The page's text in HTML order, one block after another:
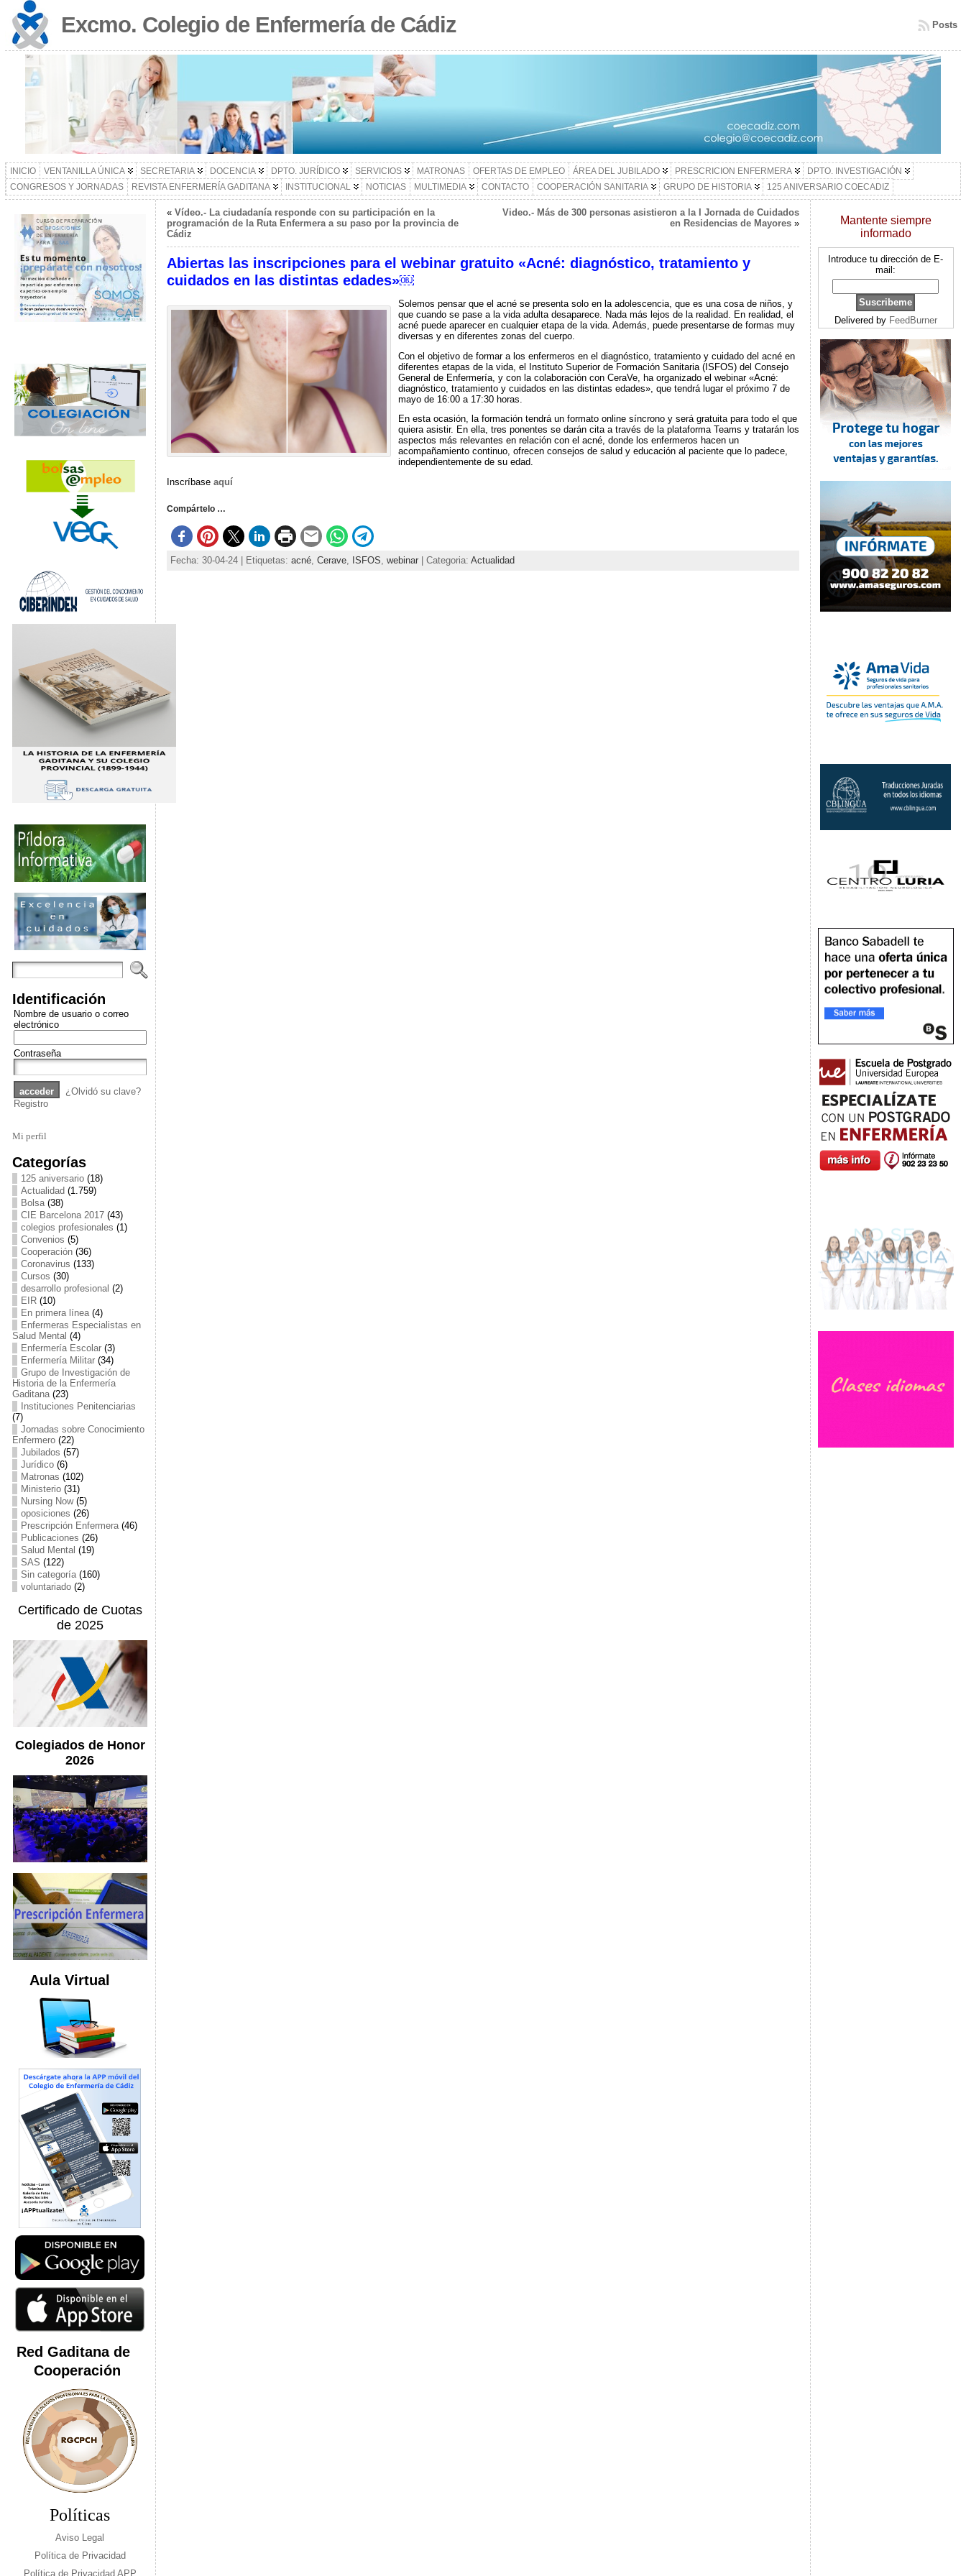
Excmo. Colegio de Enfermería de Cádiz Posts
INICIO VENTANILLA ÚNICA SECRETARIA DOCENCIA DPTO. JURÍDICO SERVICIOS MATRONAS OFERTAS DE EMPLEO ÁREA DEL JUBILADO PRESCRICION ENFERMERA
DPTO. INVESTIGACIÓN
CONGRESOS Y JORNADAS
REVISTA ENFERMERÍA GADITANA INSTITUCIONAL NOTICIAS MULTIMEDIA CONTACTO COOPERACIÓN SANITARIA GRUPO DE HISTORIA 125 ANIVERSARIO COECADIZ
Identificación
Nombre de usuario o correo
electrónico
Contraseña
¿Olvidó su clave?
Registro
Mi perfil
Categorías
125 aniversario(18)
Actualidad (1.759)
Bolsa(38)
CIE Barcelona 2017(43)
colegios profesionales (1)
Convenios (5)
Cooperación(36)
Coronavirus (133)
Cursos (30)
desarrollo profesional (2)
EIR(10)
En primera línea(4)
Enfermeras Especialistas en
Salud Mental (4)
Enfermería Escolar(3)
Enfermería Militar(34)
Grupo de Investigación de
Historia de la Enfermería
Gaditana(23)
Instituciones Penitenciarias
(7)
Jornadas sobre Conocimiento
Enfermero(22)
Jubilados (57)
Jurídico(6)
Matronas (102)
Ministerio(31)
Nursing Now(5)
oposiciones (26)
Prescripción Enfermera(46)
Publicaciones (26)
Salud Mental (19)
SAS (122)
Sin categoría(160)
voluntariado(2)
Certificado de Cuotas
de 2025
Colegiados de Honor
2026
Aula Virtual
Red Gaditana de
Cooperación
Políticas
Aviso Legal
Política de Privacidad
Política de Privacidad APP
« Vídeo.- La ciudadanía responde con su participación en la
programación de la Ruta Enfermera a su paso por la provincia de
Cádiz
Video.- Más de 300 personas asistieron a la I Jornada de Cuidados
en Residencias de Mayores»
Abiertas las inscripciones para el webinar gratuito «Acné: diagnóstico, tratamiento y
cuidados en las distintas edades»￼
Solemos pensar que el acné se presenta solo en la adolescencia, que es una cosa de niños, y
que cuando se pase a la vida adulta desaparece. Nada más lejos de la realidad. En realidad, el
acné puede aparecer en cualquier etapa de la vida. Además, puede presentarse de formas muy
diversas y en diferentes zonas del cuerpo.
Con el objetivo de formar a los enfermeros en el diagnóstico, tratamiento y cuidado del acné en
diferentes etapas de la vida, el Instituto Superior de Formación Sanitaria (ISFOS) del Consejo
General de Enfermería, y con la colaboración con CeraVe, ha organizado el webinar «Acné:
diagnóstico, tratamiento y cuidados en las distintas edades», que tendrá lugar el próximo 7 de
mayo de 16:00 a 17:30 horas.
En esta ocasión, la formación tendrá un formato online síncrono y será gratuita para todo el que
quiera asistir. En ella, tres ponentes se darán cita a través de la plataforma Teams y tratarán los
aspectos más relevantes en relación con el acné, donde los enfermeros hacen un
acompañamiento continuo, ofrecen consejos de salud y educación al paciente que lo padece,
independientemente de su edad.
Inscríbase aquí
Compártelo …
Fecha: 30-04-24 | Etiquetas: acné, Cerave, ISFOS webinar| Categoria: Actualidad
Mantente siempre
informado
Introduce tu dirección de E-
mail:
Delivered by FeedBurner